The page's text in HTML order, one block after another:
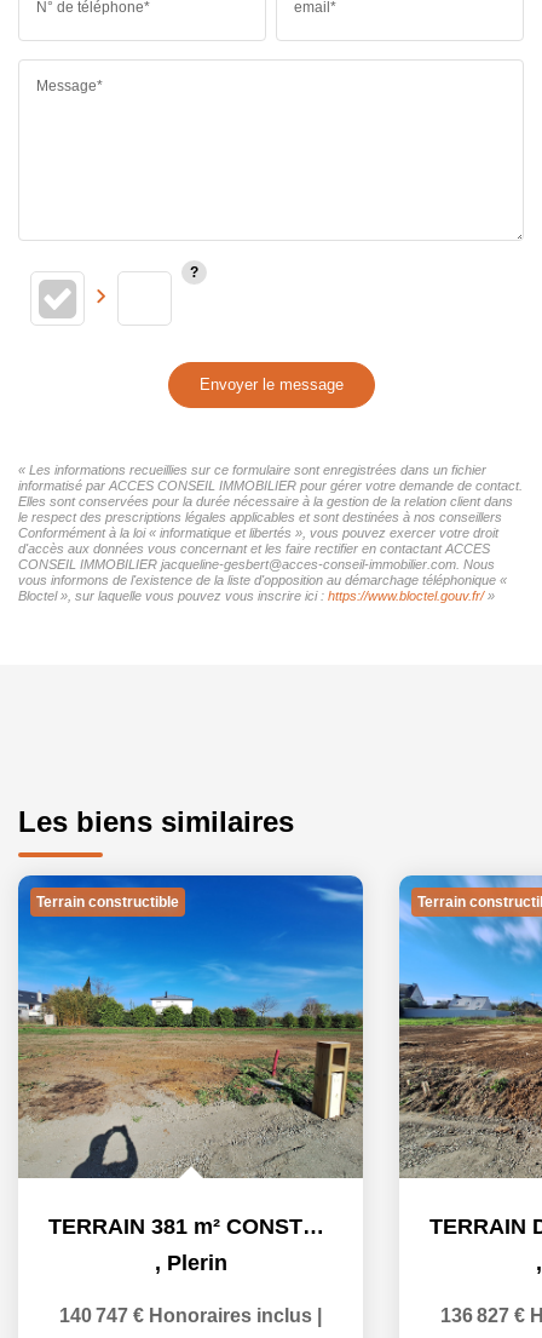
N° de téléphone* email*
Message*
Envoyer le message
« Les informations recueillies sur ce formulaire sont enregistrées dans un fichier
informatisé par ACCES CONSEIL IMMOBILIER pour gérer votre demande de contact.
Elles sont conservées pour la durée nécessaire à la gestion de la relation client dans
le respect des prescriptions légales applicables et sont destinées à nos conseillers
Conformément à la loi « informatique et libertés », vous pouvez exercer votre droit
d'accès aux données vous concernant et les faire rectifier en contactant ACCES
CONSEIL IMMOBILIER jacqueline-gesbert@acces-conseil-immobilier.com. Nous
vous informons de l'existence de la liste d'opposition au démarchage téléphonique «
Bloctel », sur laquelle vous pouvez vous inscrire ici : https://www.bloctel.gouv.fr/»
Les biens similaires
Terrain constructible
TERRAIN 381 m² CONSTRUCTIBLE VIABILISE
, Plerin
140 747 € Honoraires inclus
Terrain
136 827 €